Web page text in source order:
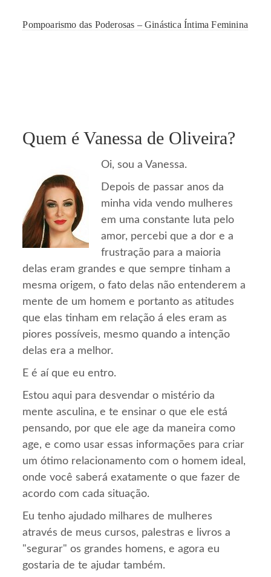
Pompoarismo das Poderosas – Ginástica Íntima Feminina
Quem é Vanessa de Oliveira?
Oi, sou a Vanessa.
Depois de passar anos da
minha vida vendo mulheres
em uma constante luta pelo
amor, percebi que a dor e a
frustração para a maioria
delas eram grandes e que sempre tinham a
mesma origem, o fato delas não entenderem a
mente de um homem e portanto as atitudes
que elas tinham em relação á eles eram as
piores possíveis, mesmo quando a intenção
delas era a melhor.
E é aí que eu entro.
Estou aqui para desvendar o mistério da
mente asculina, e te ensinar o que ele está
pensando, por que ele age da maneira como
age, e como usar essas informações para criar
um ótimo relacionamento com o homem ideal,
onde você saberá exatamente o que fazer de
acordo com cada situação.
Eu tenho ajudado milhares de mulheres
através de meus cursos, palestras e livros a
"segurar" os grandes homens, e agora eu
gostaria de te ajudar também.